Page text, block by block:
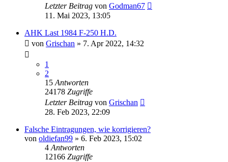
Letzter Beitrag von Godman67
11. Mai 2023, 13:05
AHK Last 1984 F-250 H.D.
von Grischan » 7. Apr 2022, 14:32
1
2
15 Antworten
24178 Zugriffe
Letzter Beitrag von Grischan
28. Feb 2023, 22:09
Falsche Eintragungen, wie korrigieren?
von oldiefan99 » 6. Feb 2023, 15:02
4 Antworten
12166 Zugriffe